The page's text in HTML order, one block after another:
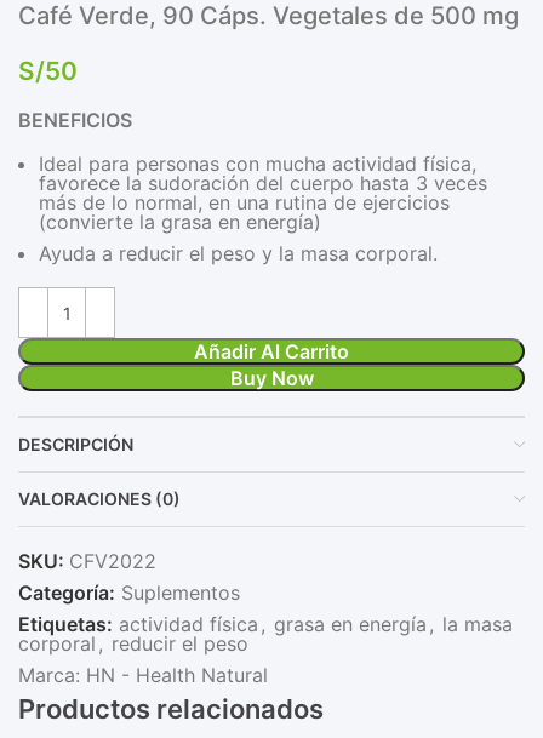
Café Verde, 90 Cáps. Vegetales de 500 mg
S/50
BENEFICIOS
Ideal para personas con mucha actividad física,
favorece la sudoración del cuerpo hasta 3 veces
más de lo normal, en una rutina de ejercicios
(convierte la grasa en energía)
Ayuda a reducir el peso y la masa corporal.
Añadir Al Carrito
Buy Now
DESCRIPCIÓN
VALORACIONES (0)
SKU: CFV2022
Categoría: Suplementos
Etiquetas: actividad física , grasa en energía , la masa
corporal , reducir el peso
Marca: HN - Health Natural
Productos relacionados